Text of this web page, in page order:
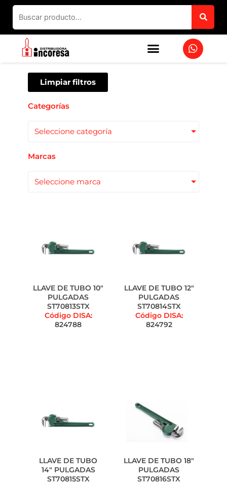
contenido
W
h
Limpiar filtros
Categorías
Seleccione categoría
Marcas
Seleccione marca
LLAVE DE TUBO 10"
PULGADAS
ST70813STX
Código DISA:
824788
LLAVE DE TUBO 12"
PULGADAS
ST70814STX
Código DISA:
824792
LLAVE DE TUBO
14" PULGADAS
ST70815STX
LLAVE DE TUBO 18"
PULGADAS
ST70816STX